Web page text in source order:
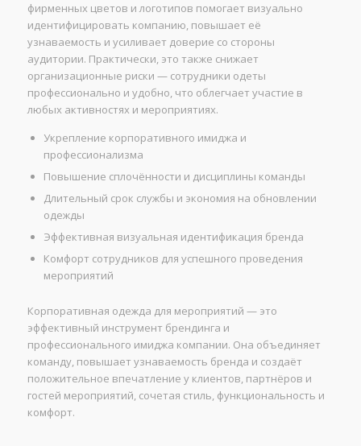
фирменных цветов и логотипов помогает визуально
идентифицировать компанию, повышает её
узнаваемость и усиливает доверие со стороны
аудитории. Практически, это также снижает
организационные риски — сотрудники одеты
профессионально и удобно, что облегчает участие в
любых активностях и мероприятиях.
Укрепление корпоративного имиджа и
профессионализма
Повышение сплочённости и дисциплины команды
Длительный срок службы и экономия на обновлении
одежды
Эффективная визуальная идентификация бренда
Комфорт сотрудников для успешного проведения
мероприятий
Корпоративная одежда для мероприятий — это
эффективный инструмент брендинга и
профессионального имиджа компании. Она объединяет
команду, повышает узнаваемость бренда и создаёт
положительное впечатление у клиентов, партнёров и
гостей мероприятий, сочетая стиль, функциональность и
комфорт.